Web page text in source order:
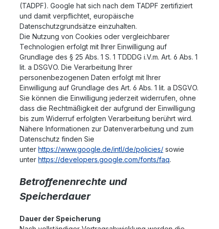
(TADPF). Google hat sich nach dem TADPF zertifiziert
und damit verpflichtet, europäische
Datenschutzgrundsätze einzuhalten.
Die Nutzung von Cookies oder vergleichbarer
Technologien erfolgt mit Ihrer Einwilligung auf
Grundlage des § 25 Abs. 1 S. 1 TDDDG i.V.m. Art. 6 Abs. 1
lit. a DSGVO. Die Verarbeitung Ihrer
personenbezogenen Daten erfolgt mit Ihrer
Einwilligung auf Grundlage des Art. 6 Abs. 1 lit. a DSGVO.
Sie können die Einwilligung jederzeit widerrufen, ohne
dass die Rechtmäßigkeit der aufgrund der Einwilligung
bis zum Widerruf erfolgten Verarbeitung berührt wird.
Nähere Informationen zur Datenverarbeitung und zum
Datenschutz finden Sie
unter https://www.google.de/intl/de/policies/ sowie
unter https://developers.google.com/fonts/faq.
Betroffenenrechte und
Speicherdauer
Dauer der Speicherung